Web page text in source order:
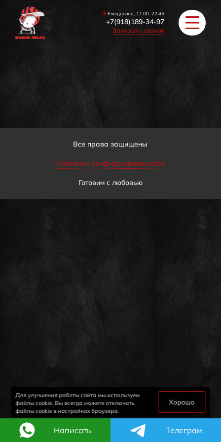
Ежедневно, 11:00–22:45
+7(918)189-34-97
Заказать звонок
ЗАКУСКИ / СУПЫ
COУС / ИМБИРЬ
Все права защищены
Политика конфиденциальности
Готовим с любовью
Для улучшения работы сайта мы используем
файлы cookie. Вы всегда можете отключить
файлы cookie в настройках браузера.
Хорошо
Написать Телеграм